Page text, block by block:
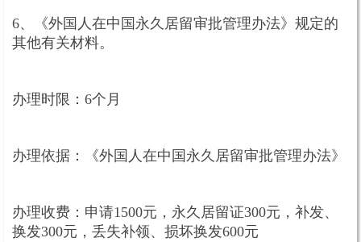
6、《外国人在中国永久居留审批管理办法》规定的
其他有关材料。
办理时限：6个月
办理依据：《外国人在中国永久居留审批管理办法》
办理收费：申请1500元，永久居留证300元，补发、
换发300元，丢失补领、损坏换发600元